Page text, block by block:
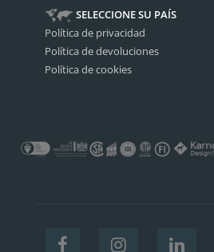
SELECCIONE SU PAÍS
Política de privacidad
Política de devoluciones
Política de cookies